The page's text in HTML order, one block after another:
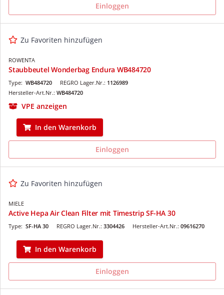
Einloggen
Zu Favoriten hinzufügen
ROWENTA
Staubbeutel Wonderbag Endura WB484720
REGRO Lager.Nr.: 1126989
Type: WB484720
Hersteller-Art.Nr.: WB484720
VPE anzeigen
In den Warenkorb
Einloggen
Zu Favoriten hinzufügen
MIELE
Active Hepa Air Clean Filter mit Timestrip SF-HA 30
REGRO Lager.Nr.: 3304426
Type: SF-HA 30 Hersteller-Art.Nr.: 09616270
In den Warenkorb
Einloggen